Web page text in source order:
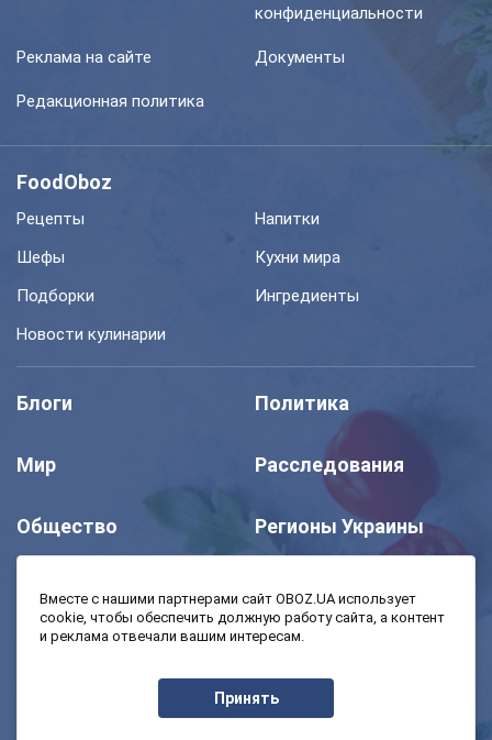
конфиденциальности
Реклама на сайте Документы
Редакционная политика
FoodOboz
Рецепты
Напитки
Шефы
Кухни мира
Подборки
Ингредиенты
Новости кулинарии
Блоги Политика
Мир Расследования
Общество Регионы Украины
Моя школа Авто
Экономика
Вместе с нашими партнерами сайт OBOZ.UA использует
cookie, чтобы обеспечить должную работу сайта, а контент
и реклама отвечали вашим интересам.
Принять